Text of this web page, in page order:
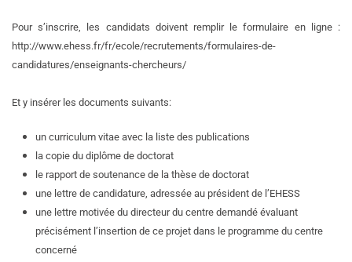
Pour s’inscrire, les candidats doivent remplir le formulaire en ligne :
http://www.ehess.fr/fr/ecole/recrutements/formulaires-de-
candidatures/enseignants-chercheurs/
Et y insérer les documents suivants:
un curriculum vitae avec la liste des publications
la copie du diplôme de doctorat
le rapport de soutenance de la thèse de doctorat
une lettre de candidature, adressée au président de l’EHESS
une lettre motivée du directeur du centre demandé évaluant
précisément l’insertion de ce projet dans le programme du centre
concerné